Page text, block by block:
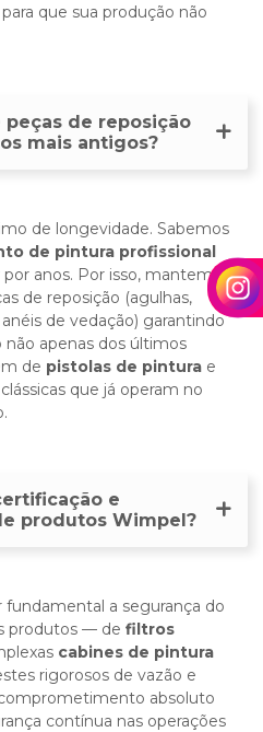
que sua produção não
de reposição
mais antigos?
de longevidade. Sabemos
de pintura profissional
anos. Por isso, mantemos
de reposição (agulhas,
de vedação) garantindo
apenas dos últimos
de pistolas de pintura e
clássicas que já operam no
e
produtos Wimpel?
a segurança do
produtos — de filtros
cabines de pintura
rigorosos de vazão e
absoluto
contínua nas operações